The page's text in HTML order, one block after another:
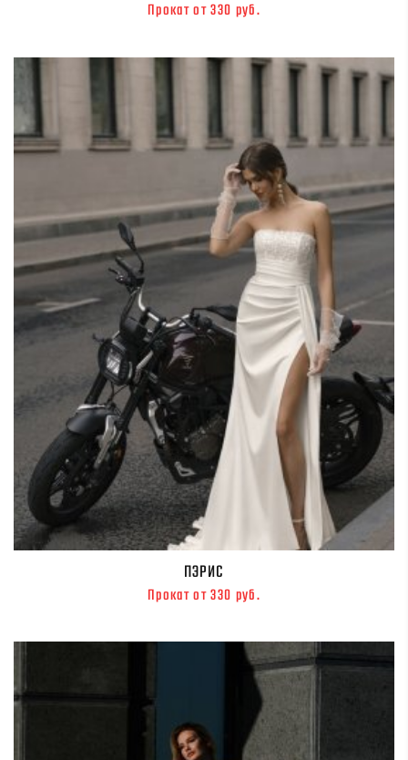
Прокат от 330 руб.
ПЭРИС
Прокат от 330 руб.